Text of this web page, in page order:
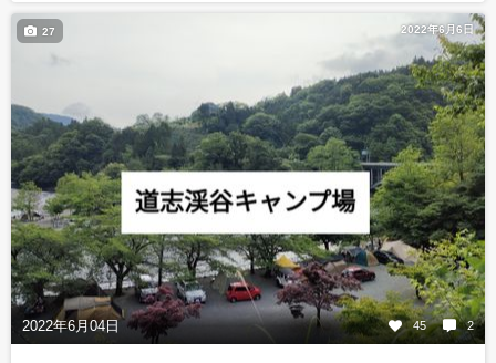
2022年6月6日
2022年6月04日 45 2
27